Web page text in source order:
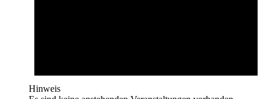
Hinweis